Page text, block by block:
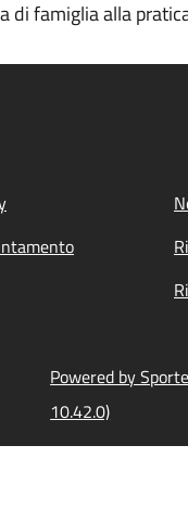
di famiglia alla
Powered by
10.42.0)